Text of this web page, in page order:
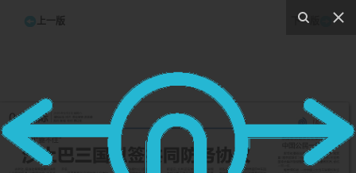
上一版 下一版